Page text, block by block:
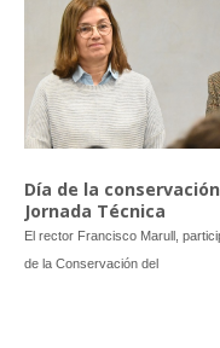
Día de la
Jornada Técnica
El rector Francisco Marull,
de la Conservación del